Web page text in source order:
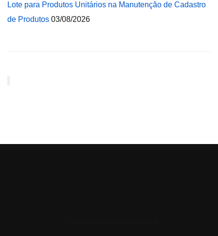
Lote para Produtos Unitários na Manutenção de Cadastro
de Produtos 03/08/2026